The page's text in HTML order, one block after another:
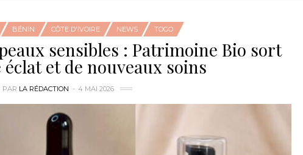
BÉNIN CÔTE D'IVOIRE NEWS TOGO
sensibles : Patrimoine Bio sort
et de nouveaux soins
PAR LA RÉDACTION 4 MAI 2026